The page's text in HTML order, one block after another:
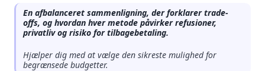
En afbalanceret sammenligning, der forklarer trade-
offs, og hvordan hver metode påvirker refusioner,
privatliv og risiko for tilbagebetaling.
Hjælper dig med at vælge den sikreste mulighed for
begrænsede budgetter.